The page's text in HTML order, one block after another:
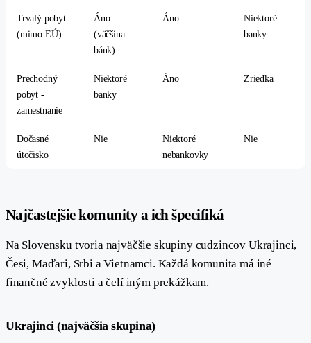
Trvalý pobyt
(mimo EÚ)
Áno
(väčšina
bánk)
Áno
Niektoré
banky
Prechodný
pobyt -
zamestnanie
Niektoré
banky
Áno Zriedka
Dočasné
útočisko
Nie
Niektoré
nebankovky
Nie
Najčastejšie komunity a ich špecifiká
Na Slovensku tvoria najväčšie skupiny cudzincov Ukrajinci,
Česi, Maďari, Srbi a Vietnamci. Každá komunita má iné
finančné zvyklosti a čelí iným prekážkam.
Ukrajinci (najväčšia skupina)